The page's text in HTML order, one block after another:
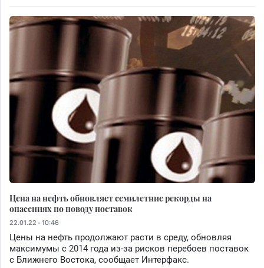
Цена на нефть обновляет семилетние рекорды на
опасениях по поводу поставок
22.01.22 - 10:46
Цены на нефть продолжают расти в среду, обновляя
максимумы с 2014 года из-за рисков перебоев поставок
с Ближнего Востока, сообщает Интерфакс.